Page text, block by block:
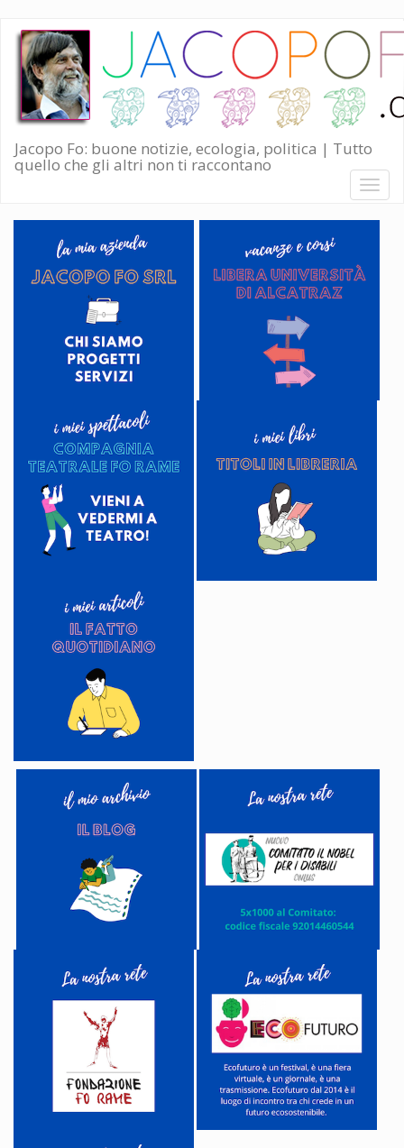
Salta
contenuto
principale
Jacopo Fo: buone notizie, ecologia, politica | Tutto
quello che gli altri non ti raccontano
Toggle